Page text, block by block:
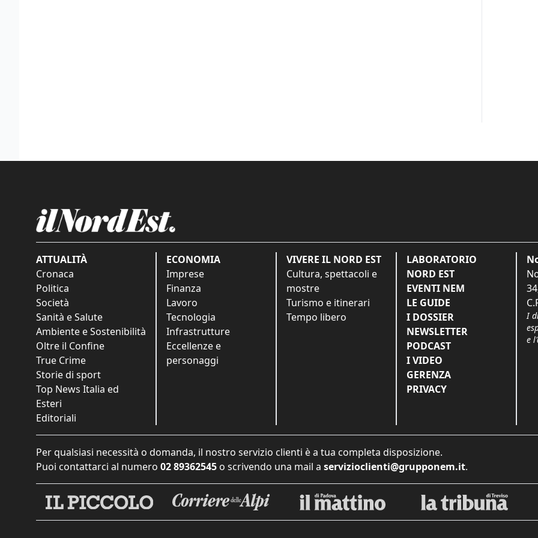
ATTUALITÀ
Cronaca
Politica
Società
Sanità e Salute
Ambiente e Sostenibilità
Oltre il Confine
True Crime
Storie di sport
Top News Italia ed
Esteri
Editoriali
ECONOMIA
Imprese
Finanza
Lavoro
Tecnologia
Infrastrutture
Eccellenze e
personaggi
VIVERE IL NORD EST
Cultura, spettacoli e
mostre
Turismo e itinerari
Tempo libero
LABORATORIO
NORD EST
EVENTI NEM
LE GUIDE
I DOSSIER
NEWSLETTER
PODCAST
I VIDEO
GERENZA
PRIVACY
I
e
Per qualsiasi necessità o domanda, il nostro servizio clienti è a tua completa disposizione.
Puoi contattarci al numero 02 89362545 o scrivendo una mail a servizioclienti@grupponem.it.